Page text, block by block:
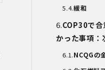
6.安全管理措置
方針及び本方針に従
（個人情報保護法第
様とします。）を適
緩和
COP30で合
かった事項：
NCQGの